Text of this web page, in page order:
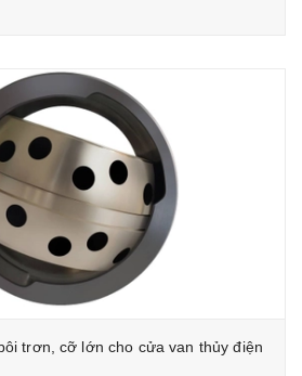
trơn, cỡ lớn cho cửa van thủy điện